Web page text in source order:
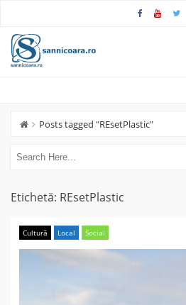
Posts tagged "REsetPlastic"
Etichetă: REsetPlastic
Cultură Local Social